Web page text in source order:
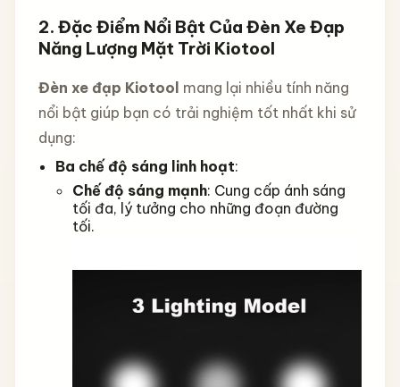
2. Đặc Điểm Nổi Bật Của Đèn Xe Đạp
Năng Lượng Mặt Trời Kiotool
Đèn xe đạp Kiotool mang lại nhiều tính năng
nổi bật giúp bạn có trải nghiệm tốt nhất khi sử
dụng:
Ba chế độ sáng linh hoạt:
Chế độ sáng mạnh: Cung cấp ánh sáng
tối đa, lý tưởng cho những đoạn đường
tối.